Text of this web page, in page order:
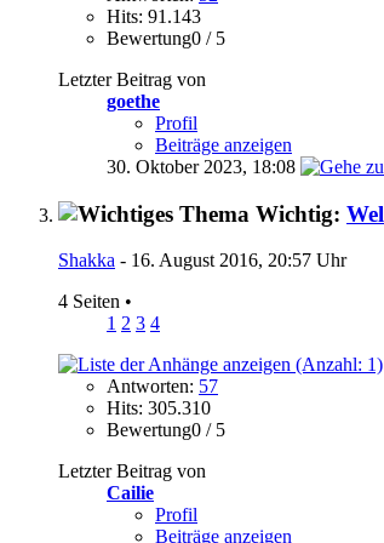
Hits: 91.143
Bewertung0 / 5
Letzter Beitrag von
goethe
Profil
Beiträge anzeigen
30. Oktober 2023, 18:08
Wichtig:
Shakka - 16. August 2016, 20:57 Uhr
4 Seiten •
1 2 3 4
Antworten: 57
Hits: 305.310
Bewertung0 / 5
Letzter Beitrag von
Cailie
Profil
Beiträge anzeigen